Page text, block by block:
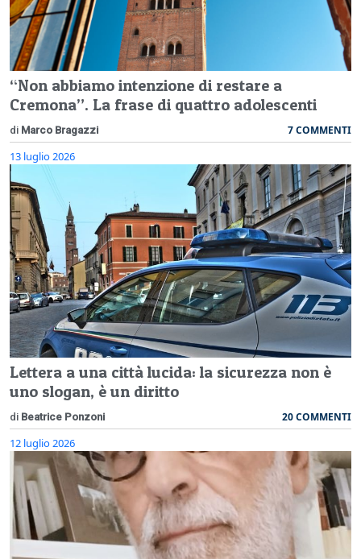
“Non abbiamo intenzione di restare a
Cremona”. La frase di quattro adolescenti
di Marco Bragazzi 7 COMMENTI
13 luglio 2026
Lettera a una città lucida: la sicurezza non è
uno slogan, è un diritto
di Beatrice Ponzoni 20 COMMENTI
12 luglio 2026